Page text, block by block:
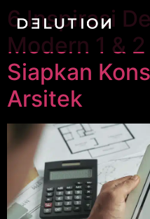
6 Inspirasi
Modern 1 &
Siapkan
Arsitek